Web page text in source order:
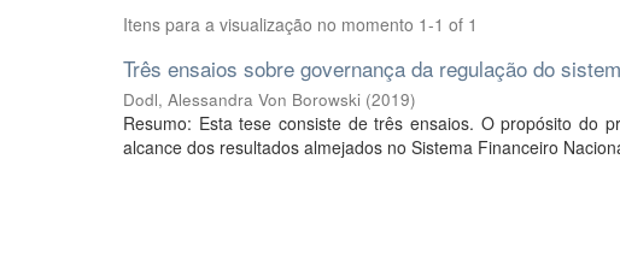
Itens para a visualização no momento 1-1 of 1
Três ensaios sobre governança da regulação do
Dodl, Alessandra Von Borowski (2019)
Resumo: Esta tese consiste de três ensaios. O propósito do
alcance dos resultados almejados no Sistema Financeiro